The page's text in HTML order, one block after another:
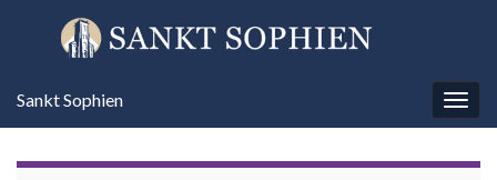
Sankt Sophien